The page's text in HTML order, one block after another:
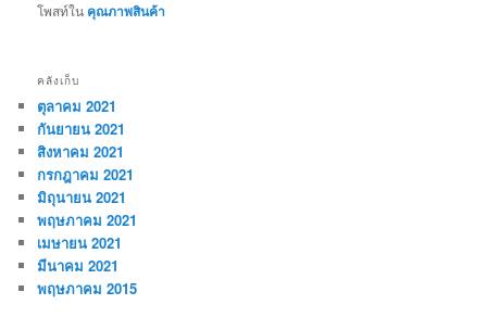
โพสท์ใน คุณภาพสินค้า
คลังเก็บ
ตุลาคม 2021
กันยายน 2021
สิงหาคม 2021
กรกฎาคม 2021
มิถุนายน 2021
พฤษภาคม 2021
เมษายน 2021
มีนาคม 2021
พฤษภาคม 2015